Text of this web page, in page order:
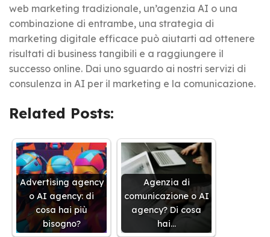
web marketing tradizionale, un’agenzia AI o una
combinazione di entrambe, una strategia di
marketing digitale efficace può aiutarti ad ottenere
risultati di business tangibili e a raggiungere il
successo online. Dai uno sguardo ai nostri servizi di
consulenza in AI per il marketing e la comunicazione.
Related Posts:
Advertising agency
o AI agency: di
cosa hai più
bisogno?
Agenzia di
comunicazione o AI
agency? Di cosa
hai…